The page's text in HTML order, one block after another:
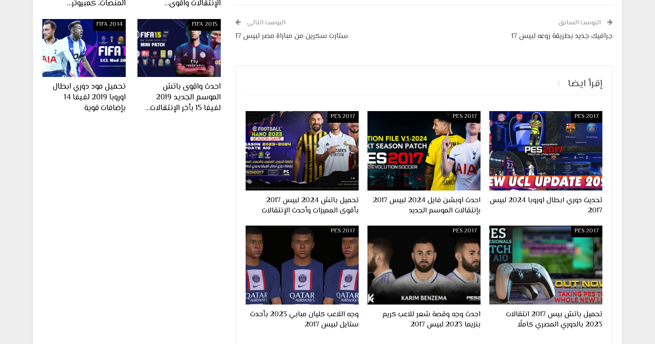
البوست السابق
جرافيك جديد بطريقة روعه لبيس 17
البوست التالي
ستارت سكرين من مباراة مصر لبيس 17
إقرأ ايضا
PES 2017
تحديث دوري ابطال اوروبا 2024 لبيس
2017
PES 2017
احدث اوبشن فايل 2024 لبيس 2017
بإنتقالات الموسم الجديد
PES 2017
تحميل باتش 2024 لبيس 2017
بأقوى المميزات وأحدث الإنتقالات
PES 2017
تحميل باتش بيس 2017 انتقالات
2023 بالدوري المصري كاملًا
PES 2017
احدث وجه وقصة شعر للاعب كريم
بنزيما 2023 لبيس 2017
PES 2017
وجه اللاعب كليان مبابي 2023 بأحدث
ستايل لبيس 2017
الإنتقالات واقوى…
المنصات، كمبيوتر…
FIFA 2015
احدث واقوى باتش
الموسم الجديد 2019
لفيفا 15 بأخر الإنتقالات…
FIFA 2014
تحميل مود دوري ابطال
اوروبا 2019 لفيفا 14
بإضافات قوية